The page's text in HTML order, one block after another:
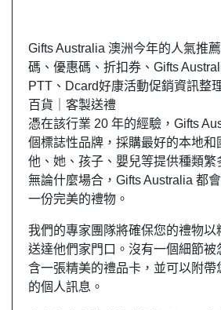
Gifts Australia 澳洲今年的人氣推
碼、優惠碼、折扣券、Gifts
PTT、Dcard好康活動促銷資訊整
百貨｜客製送禮
憑在該行業 20 年的經驗，Gifts
個標誌性品牌，採購最好的本地和
他、她、孩子、嬰兒等提供種類繁
無論什麼場合，Gifts Australia 都
一份完美的禮物。
我們的專家團隊將確保您的禮物以
送達他們家門口。沒有一個細節被
含一張精美的禮品卡，並可以附帶
的個人訊息。